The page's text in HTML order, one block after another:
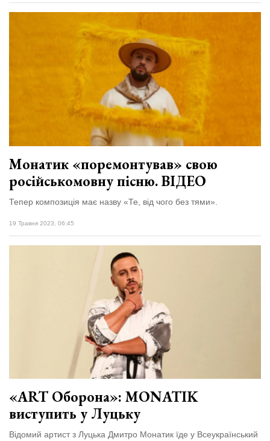
Монатик «поремонтував» свою
російськомовну пісню. ВІДЕО
Тепер композиція має назву «Те, від чого без тями».
19 Травня 2023, 06:45
«ART Оборона»: MONATIK
виступить у Луцьку
Відомий артист з Луцька Дмитро Монатик їде у Всеукраїнський